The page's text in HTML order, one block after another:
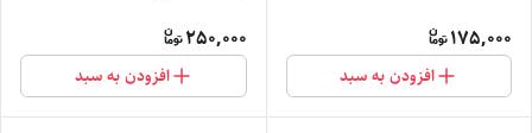
175,000
افزودن به سبد
250,000
افزودن به سبد